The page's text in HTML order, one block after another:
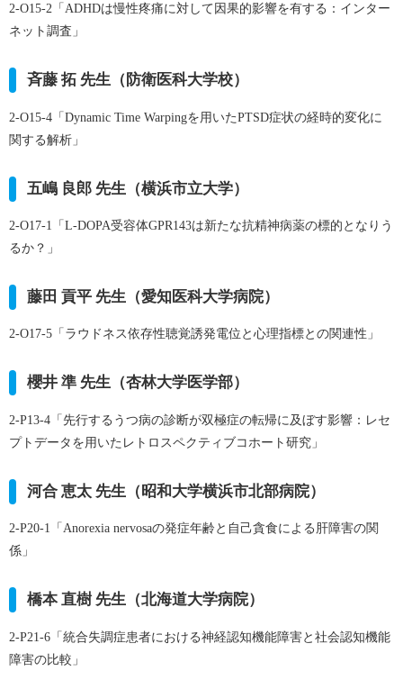
2-O15-2 「ADHDは慢性疼痛に対して因果的影響を有する：インター
ネット調査」
斉藤 拓 先生（防衛医科大学校）
2-O15-4 「Dynamic Time Warpingを用いたPTSD症状の経時的変化に
関する解析」
五嶋 良郎 先生（横浜市立大学）
2-O17-1
「L-DOPA受容体GPR143は新たな抗精神病薬の標的となりう
るか？」
藤田 貢平 先生（愛知医科大学病院）
2-O17-5 「ラウドネス依存性聴覚誘発電位と心理指標との関連性」
櫻井 準 先生（杏林大学医学部）
2-P13-4 「先行するうつ病の診断が双極症の転帰に及ぼす影響：レセ
プトデータを用いたレトロスペクティブコホート研究」
河合 恵太 先生（昭和大学横浜市北部病院）
2-P20-1 「Anorexia nervosaの発症年齢と自己貪食による肝障害の関
係」
橋本 直樹 先生（北海道大学病院）
2-P21-6 「統合失調症患者における神経認知機能障害と社会認知機能
障害の比較」